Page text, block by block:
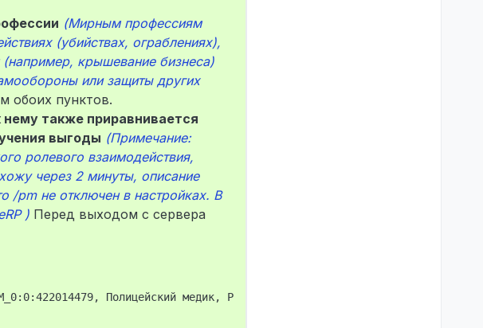
(Мирным профессиям
(убийствах, ограблениях),
крышевание бизнеса)
или защиты других
обоих пунктов.
нему также приравнивается
выгоды (Примечание:
ролевого взаимодействия,
через 2 минуты, описание
/pm не отключен в настройках. В
) Перед выходом с сервера
Полицейский медик, Руки), Disconnect by user.